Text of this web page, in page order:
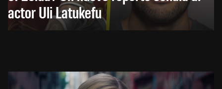
actor Uli Latukefu